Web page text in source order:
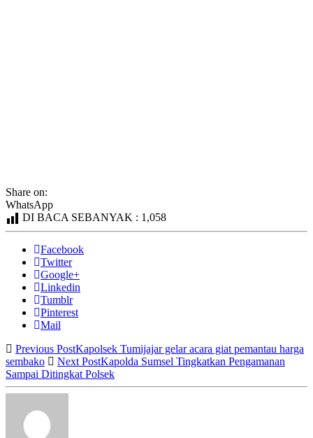
Share on:
WhatsApp
DI BACA SEBANYAK : 1,058
Facebook
Twitter
Google+
Linkedin
Tumblr
Pinterest
Mail
Previous PostKapolsek Tumijajar gelar acara giat pemantau harga
sembako
Next PostKapolda Sumsel Tingkatkan Pengamanan
Sampai Ditingkat Polsek